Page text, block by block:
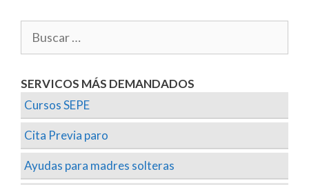
SERVICOS MÁS DEMANDADOS
Cursos SEPE
Cita Previa paro
Ayudas para madres solteras